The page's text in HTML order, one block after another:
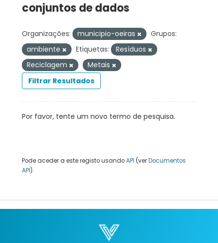
conjuntos de dados
Organizações: municipio-oeiras
Grupos:
ambiente
Etiquetas:
Resíduos
Reciclagem
Metais
Filtrar Resultados
Por favor, tente um novo termo de pesquisa.
Pode aceder a este registo usandoAPI (verDocumentos
API).